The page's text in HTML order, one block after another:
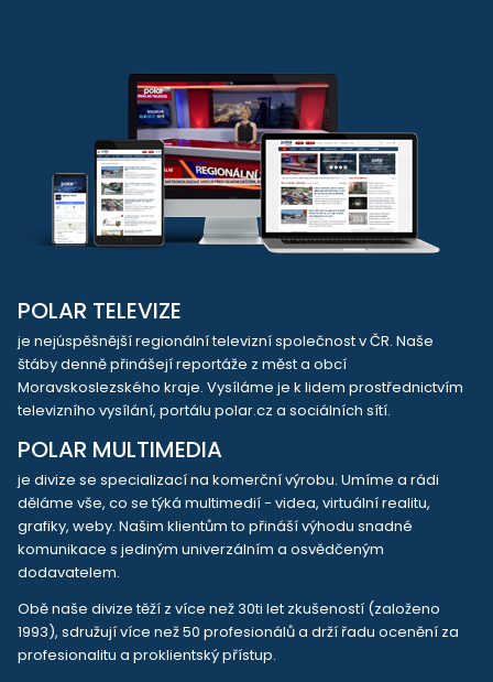
POLAR TELEVIZE
je nejúspěšnější regionální televizní společnost v ČR. Naše
štáby denně přinášejí reportáže z měst a obcí
Moravskoslezského kraje. Vysíláme je k lidem prostřednictvím
televizního vysílání, portálu polar.cz a sociálních sítí.
POLAR MULTIMEDIA
je divize se specializací na komerční výrobu. Umíme a rádi
děláme vše, co se týká multimedií - videa, virtuální realitu,
grafiky, weby. Našim klientům to přináší výhodu snadné
komunikace s jediným univerzálním a osvědčeným
dodavatelem.
Obě naše divize těží z více než 30ti let zkušeností (založeno
1993), sdružují více než 50 profesionálů a drží řadu ocenění za
profesionalitu a proklientský přístup.